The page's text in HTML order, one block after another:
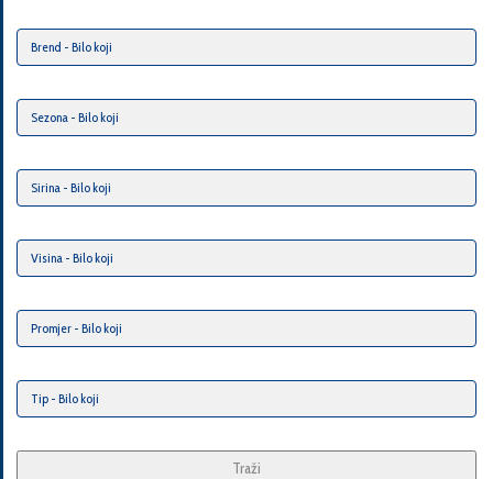
Traži